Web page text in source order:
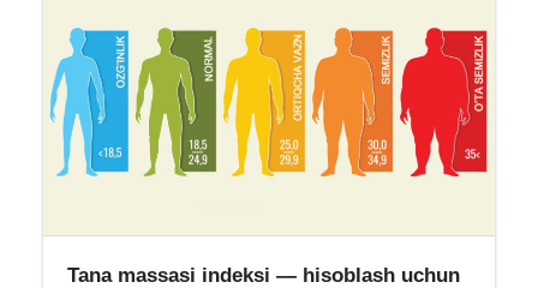
Tana massasi indeksi — hisoblash uchun